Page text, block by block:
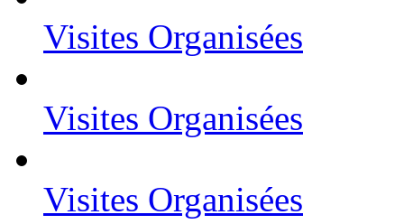
Visites Organisées
Visites Organisées
Visites Organisées